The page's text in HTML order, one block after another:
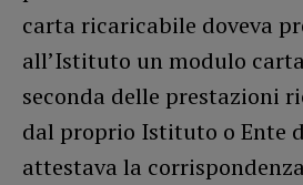
carta ricaricabile doveva
all’Istituto un modulo
seconda delle prestazioni
dal proprio Istituto o Ente
attestava la